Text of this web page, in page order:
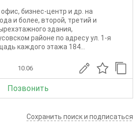
бизнес-центр и др. на
и более, второй, третий и
здания,
районе по адресу ул. 1-я
каждого этажа 184...
10.06
Позвонить
Сохранить поиск и подписаться